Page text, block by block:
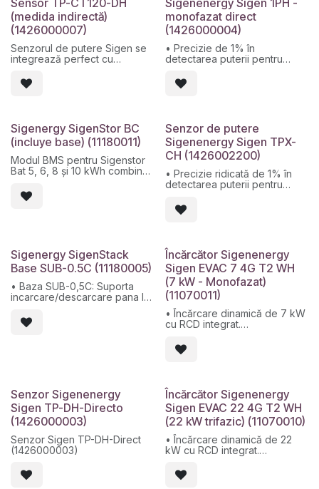
integrează perfect invertorul
fotovoltaic, sistemul de
conversie a energiei bateriei
(PCS), încărcătorul DC EV
pentru vehicule electrice,
acumulatorul și sistemul de
management al energiei
(EMS).
(medida indirectă)
(1426000007)
Senzorul de putere Sigen se
integrează perfect cu
fără a fi necesară
configurarea.
a energiei 5-în-1 al SigenStor.
ESS de la Sigenenergy
integrează perfect invertorul
fotovoltaic, sistemul de
conversie a energiei bateriei
(PCS), încărcătorul DC EV
acumulatorul și sistemul de
monofazat direct
(1426000004)
• Precizie de 1% în
detectarea puterii pentru
• Conexiune directă
monofazată 100A cu TC
prin RS485
• Suportă limitări de
export/import și pregătit
pentru evoluția AI
Sigenergy SigenStor BC
(incluye base) (11180011)
Modul BMS pentru Sigenstor
Bat 5, 6, 8 și 10 kWh combinat
cu SP2 sau TP2
Senzor de putere
Sigenenergy Sigen TPX-
CH (1426002200)
• Precizie ridicată de 1% în
detectarea puterii pentru
• Integrare perfectă cu
dispozitivele Sigenenergy,
clasă cu conexiune directă de
100A și CT integrat
• Rată de reîmprospătare a
datelor de 100 ms, flux de
date instantanee
Sigenergy SigenStack
Base SUB-0.5C (11180005)
• Baza SUB-0,5C: Suporta
incarcare/descarcare pana la
• Modular și stivuibil: Suportă
până la 7 module de baterie
Încărcător Sigenenergy
Sigen EVAC 7 4G T2 WH
(7 kW - Monofazat)
(11070011)
• Încărcare dinamică de 7 kW
cu RCD integrat.
pentru a evita suprasarcinile.
• Montare pe perete sau pe
Senzor Sigenenergy
Sigen TP-DH-Directo
(1426000003)
Senzor Sigen TP-DH-Direct
(1426000003)
Încărcător Sigenenergy
Sigen EVAC 22 4G T2 WH
(22 kW trifazic) (11070010)
• Încărcare dinamică de 22
kW cu RCD integrat.
pentru a evita suprasarcinile.
• Montare pe perete sau pe